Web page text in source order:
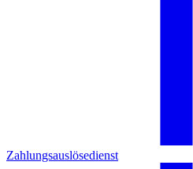
Zahlungsauslösedienst